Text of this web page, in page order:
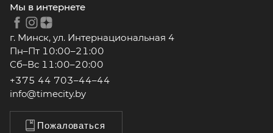
Мы в интернете
г. Минск, ул. Интернациональная 4
Пн–Пт 10:00–21:00
Сб–Вс 11:00–20:00
+375 44 703–44–44
info@timecity.by
Пожаловаться